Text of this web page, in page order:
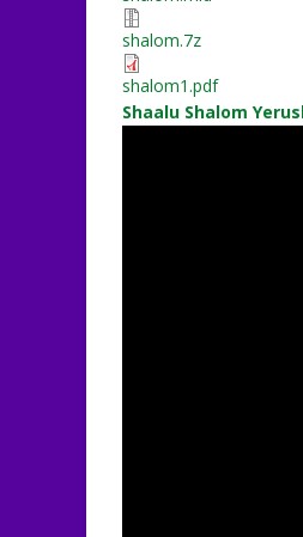
shalom.7z
shalom1.pdf
Shaalu Shalom